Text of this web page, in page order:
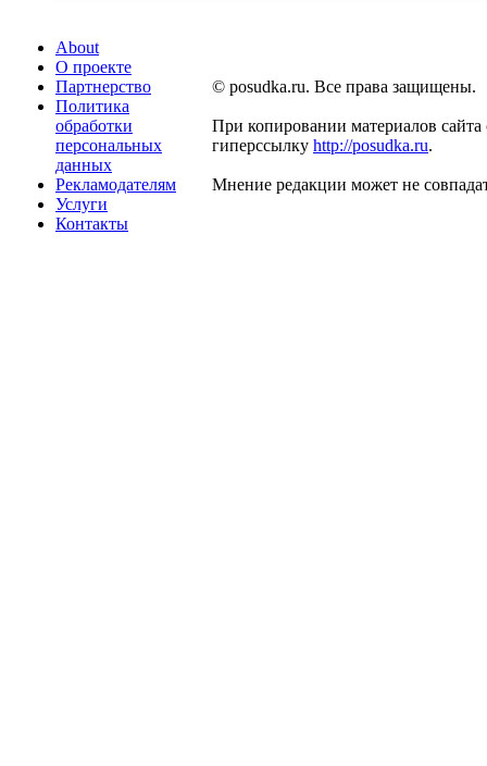
About
О проекте
Партнерство
Политика
обработки
персональных
данных
Рекламодателям
Услуги
Контакты
© posudka.ru. Все права защищены.
При копировании материалов сайта
гиперссылку http://posudka.ru.
Мнение редакции может не